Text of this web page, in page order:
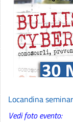
Locandina
Vedi foto evento: